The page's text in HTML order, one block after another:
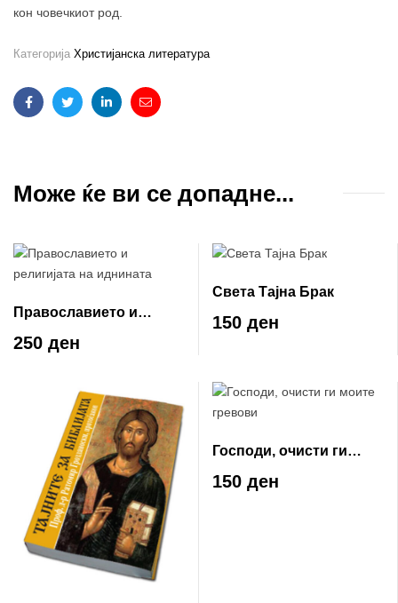
кон човечкиот род.
Категорија Христијанска литература
FacebookTwitterLinkedinEmail
Може ќе ви се допадне...
Православието и
религијата на иднината
250 ден
Света Тајна Брак
150 ден
Господи, очисти ги
моите гревови
150 ден